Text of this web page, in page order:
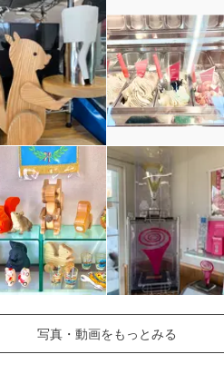
写真・動画をもっとみる